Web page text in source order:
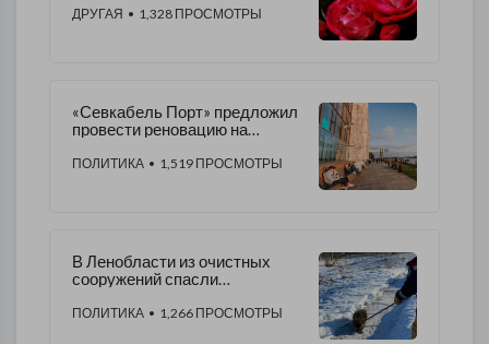
ДРУГАЯ • 1,328 ПРОСМОТРЫ
«Севкабель Порт» предложил
провести реновацию на
острова
ПОЛИТИКА • 1,519 ПРОСМОТРЫ
В Ленобласти из очистных
сооружений спасли
ПОЛИТИКА • 1,266 ПРОСМОТРЫ